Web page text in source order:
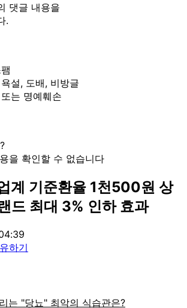
댓글 내용을
.
설, 도배, 비방글
는 명예훼손
을 확인할 수 없습니다
계 기준환율 1천500원 상
드 최대 3% 인하 효과
하기